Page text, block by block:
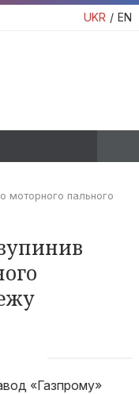
UKR EN
моторного пального
«Газпрому»